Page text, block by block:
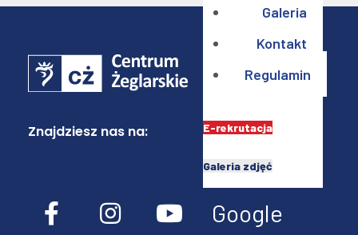
Galeria
Kontakt
Regulamin
E-rekrutacja
Galeria zdjęć
Znajdziesz nas na:
Google